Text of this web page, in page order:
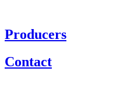
Producers
Contact